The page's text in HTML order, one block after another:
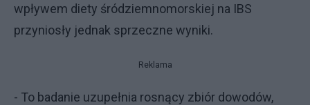
wpływem diety śródziemnomorskiej na IBS
przyniosły jednak sprzeczne wyniki.
Reklama
- To badanie uzupełnia rosnący zbiór dowodów,